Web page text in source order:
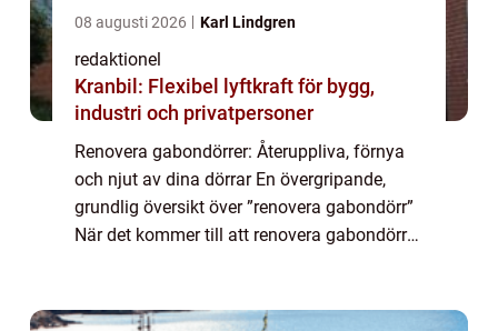
08 augusti 2026 Karl Lindgren
redaktionel
Kranbil: Flexibel lyftkraft för bygg,
industri och privatpersoner
Renovera gabondörrer: Återuppliva, förnya
och njut av dina dörrar En övergripande,
grundlig översikt över ”renovera gabondörr”
När det kommer till att renovera gabondörrer